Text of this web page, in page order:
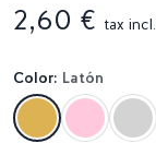
2,60 € tax incl.
Color: Latón